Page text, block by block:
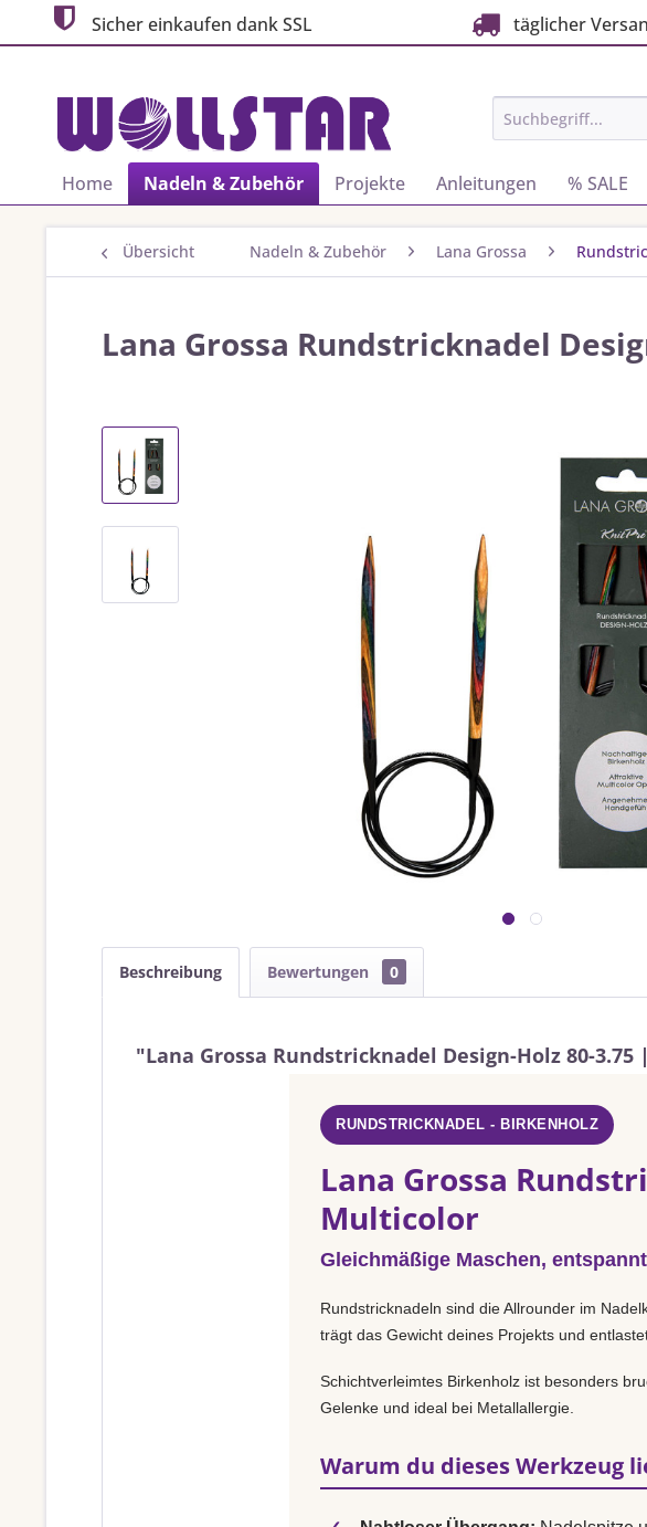
Sicher einkaufen dank SSL täglicher
Home Nadeln & Zubehör Projekte Anleitungen % SALE
Übersicht Nadeln & Zubehör Lana Grossa
Lana Grossa Rundstricknadel
Beschreibung Bewertungen 0
"Lana Grossa Rundstricknadel Design-Holz 80-
RUNDSTRICKNADEL - BIRKENHOLZ
Lana Grossa
Multicolor
Gleichmäßige Maschen,
Rundstricknadeln sind die Allrounder im
trägt das Gewicht deines Projekts und
Schichtverleimtes Birkenholz ist besonders
Gelenke und ideal bei Metallallergie.
Warum du dieses Werkzeug